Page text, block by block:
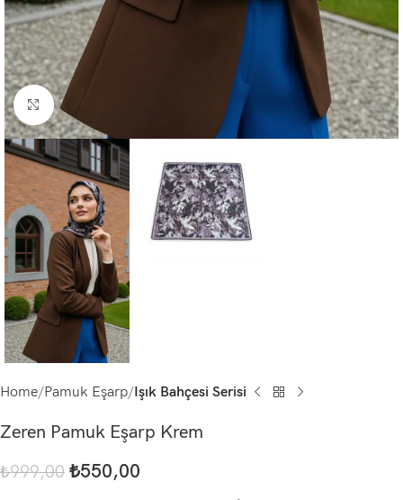
Click to enlarge
Home Pamuk Eşarp Işık Bahçesi Serisi
Zeren Pamuk Eşarp Krem
₺999,00 ₺550,00